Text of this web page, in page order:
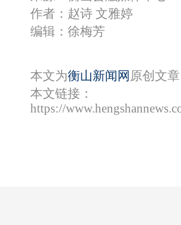
作者：赵诗 文雅婷
编辑：徐梅芳
本文为衡山新闻网 原创文
本文链接：
https://